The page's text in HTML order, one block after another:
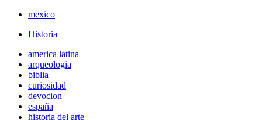
mexico
Historia
america latina
arqueologia
biblia
curiosidad
devocion
españa
historia del arte